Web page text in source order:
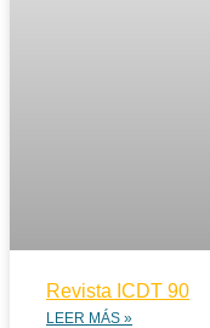
Revista ICDT 90
LEER MÁS »